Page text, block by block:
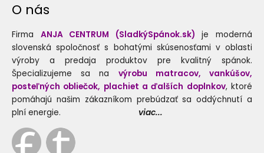
O nás
Firma ANJA CENTRUM (SladkýSpánok.sk) je moderná
slovenská spoločnosť s bohatými skúsenosťami v oblasti
výroby a predaja produktov pre kvalitný spánok.
Špecializujeme sa na výrobu matracov, vankúšov,
posteľných obliečok, plachiet a ďalších doplnkov, ktoré
pomáhajú našim zákazníkom prebúdzať sa oddýchnutí a
plní energie. viac...